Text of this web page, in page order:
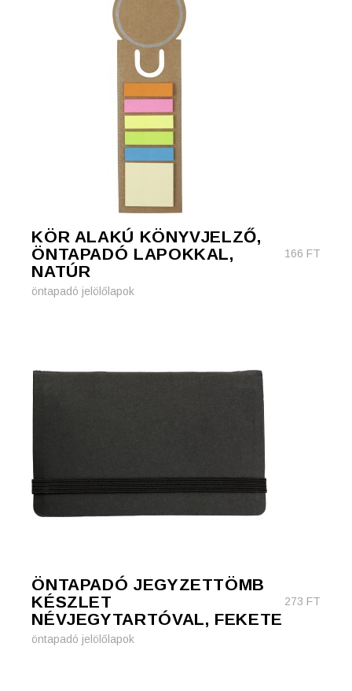
KÖR ALAKÚ KÖNYVJELZŐ,
ÖNTAPADÓ LAPOKKAL,
NATÚR
166 FT
öntapadó jelölőlapok
ÖNTAPADÓ JEGYZETTÖMB
KÉSZLET
NÉVJEGYTARTÓVAL, FEKETE
273 FT
öntapadó jelölőlapok